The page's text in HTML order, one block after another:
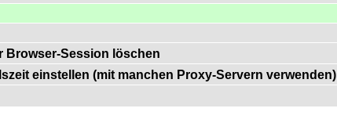
Browser-Session löschen
einstellen (mit manchen Proxy-Servern verwenden)